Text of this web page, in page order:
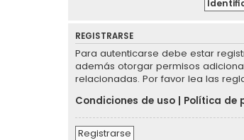
REGISTRARSE
Para autenticarse debe estar
además otorgar permisos
relacionadas. Por favor lea las
Condiciones de uso
Política de
Registrarse